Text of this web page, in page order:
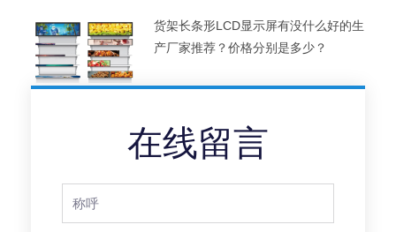
货架长条形LCD显示屏有没什么好的生
产厂家推荐？价格分别是多少？
在线留言
Name